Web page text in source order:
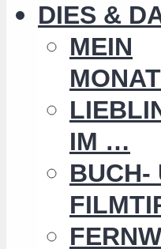
DIES &
MEIN
IM …
BUCH-